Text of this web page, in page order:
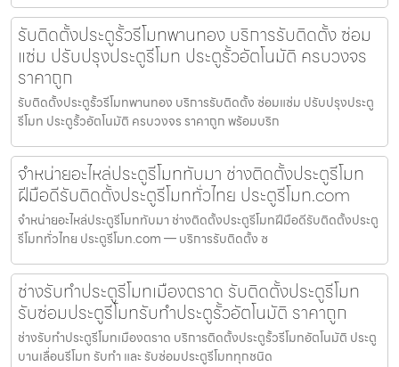
รับติดตั้งประตูรั้วรีโมทพานทอง บริการรับติดตั้ง ซ่อม
แซ่ม ปรับปรุงประตูรีโมท ประตูรั้วอัตโนมัติ ครบวงจร
ราคาถูก
รับติดตั้งประตูรั้วรีโมทพานทอง บริการรับติดตั้ง ซ่อมแซ่ม ปรับปรุงประตู
รีโมท ประตูรั้วอัตโนมัติ ครบวงจร ราคาถูก พร้อมบริก
จำหน่ายอะไหล่ประตูรีโมททับมา ช่างติดตั้งประตูรีโมท
ฝีมือดีรับติดตั้งประตูรีโมททั่วไทย ประตูรีโมท.com
จำหน่ายอะไหล่ประตูรีโมททับมา ช่างติดตั้งประตูรีโมทฝีมือดีรับติดตั้งประตู
รีโมททั่วไทย ประตูรีโมท.com — บริการรับติดตั้ง ซ
ช่างรับทำประตูรีโมทเมืองตราด รับติดตั้งประตูรีโมท
รับซ่อมประตูรีโมทรับทำประตูรั้วอัตโนมัติ ราคาถูก
ช่างรับทำประตูรีโมทเมืองตราด บริการติดตั้งประตูรั้วรีโมทอัตโนมัติ ประตู
บานเลื่อนรีโมท รับทำ และ รับซ่อมประตูรีโมททุกชนิด